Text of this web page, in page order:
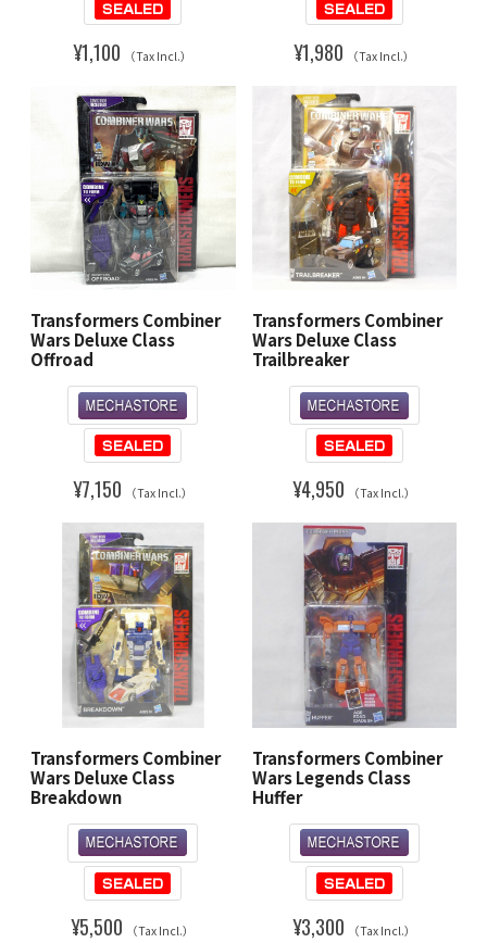
¥1,100 （Tax Incl.） ¥1,980 （Tax Incl.）
Transformers Combiner
Wars Deluxe Class
Offroad
¥7,150 （Tax Incl.）
Transformers Combiner
Wars Deluxe Class
Trailbreaker
¥4,950 （Tax Incl.）
Transformers Combiner
Wars Deluxe Class
Breakdown
¥5,500 （Tax Incl.）
Transformers Combiner
Wars Legends Class
Huffer
¥3,300 （Tax Incl.）